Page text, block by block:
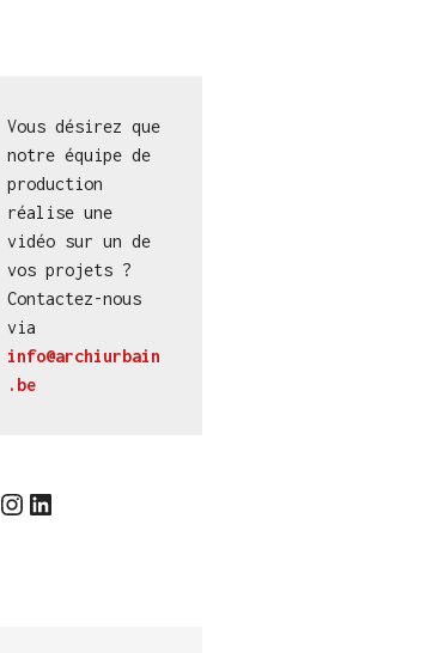
Vous désirez que
notre équipe de
production
réalise une
vidéo sur un de
vos projets ?
Contactez-nous
info@archiurbain
.be
InstagramLinkedIn